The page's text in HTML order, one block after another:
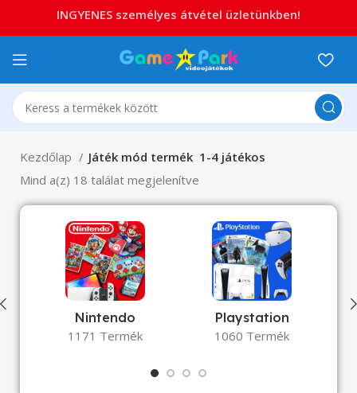
Kezdőlap Játék mód termék 1-4 játékos
Mind a(z) 18 találat megjelenítve
Nintendo
1171 Termék
Playstation
1060 Termék
INGYENES személyes átvétel üzletünkben!